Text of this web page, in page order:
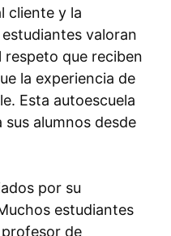
cliente y la
valoran
respeto que reciben
la experiencia de
Esta autoescuela
alumnos desde
por su
estudiantes
de